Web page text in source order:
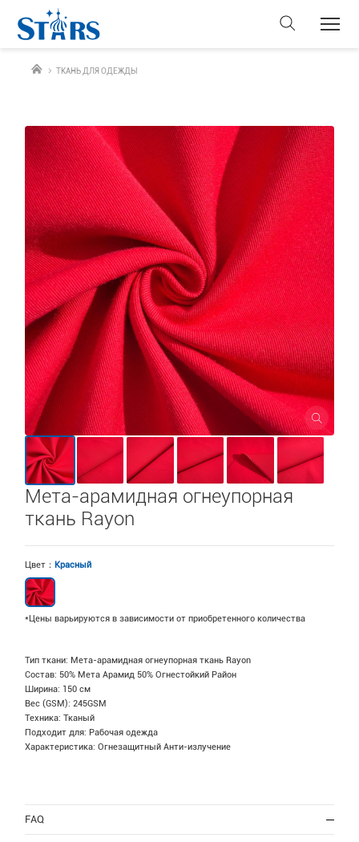
ТКАНЬ ДЛЯ ОДЕЖДЫ
Мета-арамидная огнеупорная
ткань Rayon
Цвет： Красный
*Цены варьируются в зависимости от приобретенного количества
Тип ткани: Мета-арамидная огнеупорная ткань Rayon
Состав: 50% Мета Арамид 50% Огнестойкий Район
Ширина: 150 см
Вес (GSM): 245GSM
Техника: Тканый
Подходит для: Рабочая одежда
Характеристика: Огнезащитный Анти-излучение
FAQ